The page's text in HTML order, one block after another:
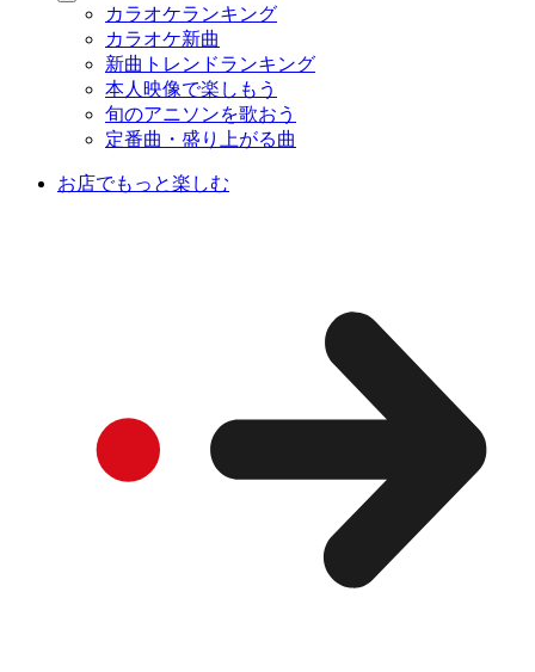
カラオケランキング
カラオケ新曲
新曲トレンドランキング
本人映像で楽しもう
旬のアニソンを歌おう
定番曲・盛り上がる曲
お店でもっと楽しむ